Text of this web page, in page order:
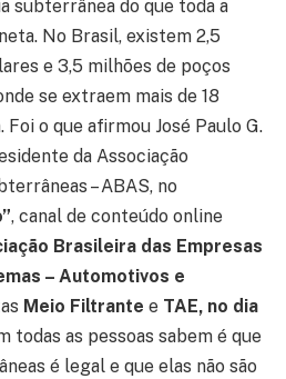
subterrânea do que toda a
No Brasil, existem 2,5
e 3,5 milhões de poços
se extraem mais de 18
Foi o que afirmou José Paulo G.
da Associação
– ABAS, no
, canal de conteúdo online
Brasileira das Empresas
– Automotivos e
Meio Filtrante e TAE, no dia
todas as pessoas sabem é que
é legal e que elas não são